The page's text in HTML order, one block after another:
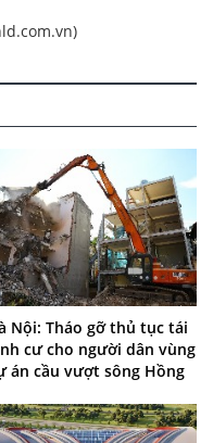
Nội: Tháo gỡ thủ tục tái
cư cho người dân vùng
án cầu vượt sông Hồng